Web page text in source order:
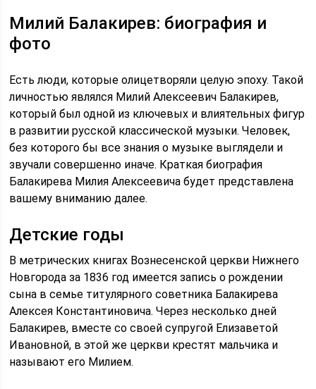
Милий Балакирев: биография и
фото
Есть люди, которые олицетворяли целую эпоху. Такой
личностью являлся Милий Алексеевич Балакирев,
который был одной из ключевых и влиятельных фигур
в развитии русской классической музыки. Человек,
без которого бы все знания о музыке выглядели и
звучали совершенно иначе. Краткая биография
Балакирева Милия Алексеевича будет представлена
вашему вниманию далее.
Детские годы
В метрических книгах Вознесенской церкви Нижнего
Новгорода за 1836 год имеется запись о рождении
сына в семье титулярного советника Балакирева
Алексея Константиновича. Через несколько дней
Балакирев, вместе со своей супругой Елизаветой
Ивановной, в этой же церкви крестят мальчика и
называют его Милием.